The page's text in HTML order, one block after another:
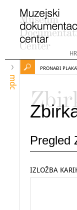
HR
mdc
PRONAĐI
Pregled
IZLOŽBA